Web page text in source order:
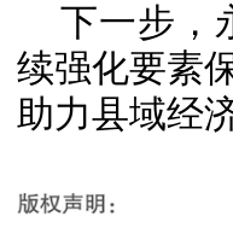
下一步，
续强化要素
助力县域经